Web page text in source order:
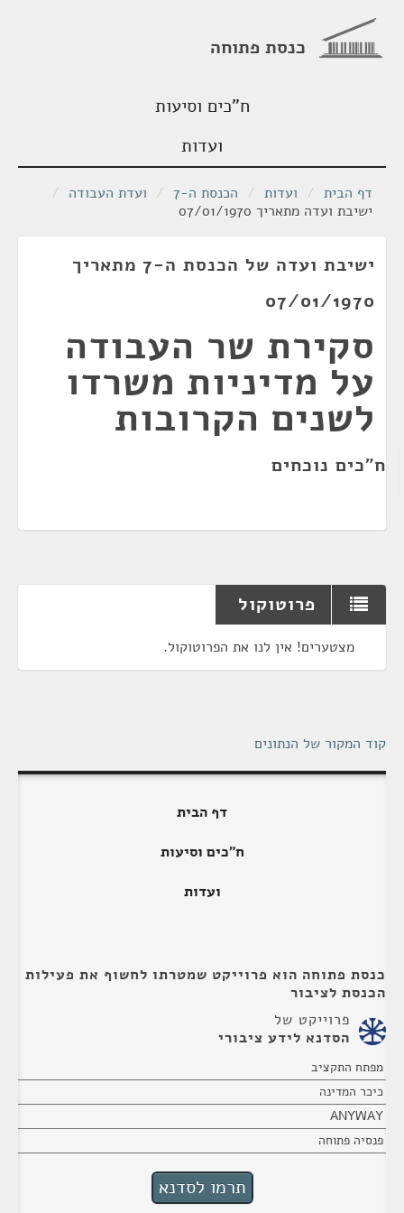
כנסת פתוחה
ח"כים וסיעות
ועדות
דף הבית / ועדות / הכנסת ה-7 / ועדת העבודה /
ישיבת ועדה מתאריך 07/01/1970
ישיבת ועדה של הכנסת ה-7 מתאריך
07/01/1970
סקירת שר העבודה
על מדיניות משרדו
לשנים הקרובות
ח"כים נוכחים
פרוטוקול
מצטערים! אין לנו את הפרוטוקול.
קוד המקור של הנתונים
דף הבית
ח"כים וסיעות
ועדות
כנסת פתוחה הוא פרוייקט שמטרתו לחשוף את פעילות
הכנסת לציבור
פרוייקט של
הסדנא לידע ציבורי
מפתח התקציב
כיכר המדינה
ANYWAY
פנסיה פתוחה